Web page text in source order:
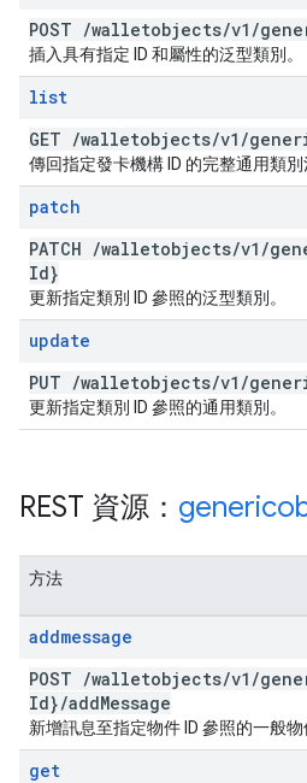
POST /walletobjects/v1 /
插入具有指定 ID 和屬性的泛型類別。
list
GET /walletobjects/v1 /
傳回指定發卡機構 ID 的完整通用類別
patch
PATCH /walletobjects/v1 /
Id}
更新指定類別 ID 參照的泛型類別。
update
PUT /walletobjects/v1 /
更新指定類別 ID 參照的通用類別。
REST 資源：
方法
addmessage
POST /walletobjects/v1 /
Id}/addMessage
新增訊息至指定物件 ID 參照的一般物
get